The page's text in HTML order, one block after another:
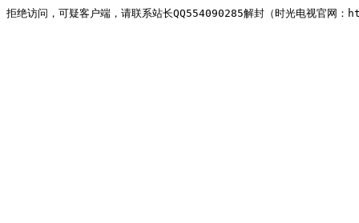
拒绝访问，可疑客户端，请联系站长QQ554090285解封（时光电视官